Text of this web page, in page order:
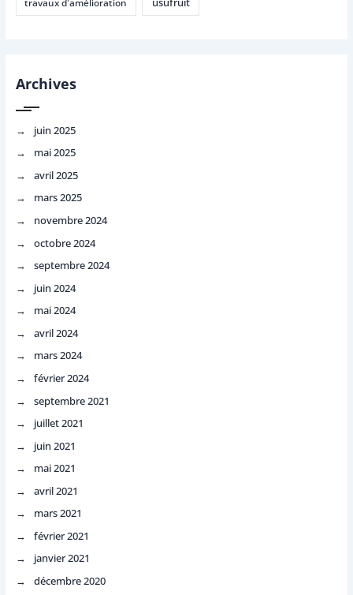
travaux d'amélioration
Archives
juin 2025
mai 2025
avril 2025
mars 2025
novembre 2024
octobre 2024
septembre 2024
juin 2024
mai 2024
avril 2024
mars 2024
février 2024
septembre 2021
juillet 2021
juin 2021
mai 2021
avril 2021
mars 2021
février 2021
janvier 2021
décembre 2020